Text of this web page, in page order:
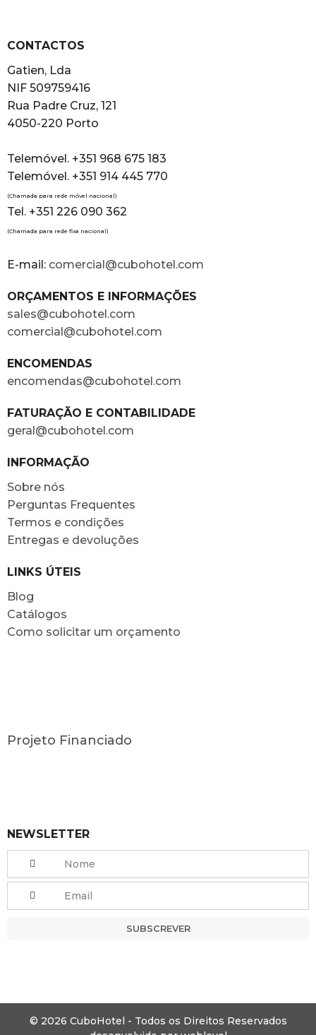
CONTACTOS
Gatien, Lda
NIF 509759416
Rua Padre Cruz, 121
4050-220 Porto
Telemóvel. +351 968 675 183
Telemóvel. +351 914 445 770
(Chamada para rede móvel nacional)
Tel. +351 226 090 362
(Chamada para rede fixa nacional)
E-mail: comercial@cubohotel.com
ORÇAMENTOS E INFORMAÇÕES
sales@cubohotel.com
comercial@cubohotel.com
ENCOMENDAS
encomendas@cubohotel.com
FATURAÇÃO E CONTABILIDADE
geral@cubohotel.com
INFORMAÇÃO
Sobre nós
Perguntas Frequentes
Termos e condições
Entregas e devoluções
LINKS ÚTEIS
Blog
Catálogos
Como solicitar um orçamento
Projeto Financiado
NEWSLETTER
SUBSCREVER
© 2026 CuboHotel - Todos os Direitos Reservados